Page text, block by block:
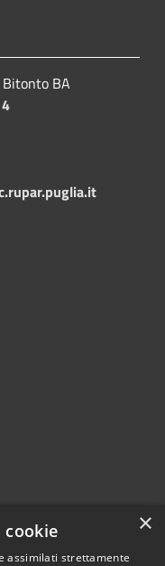
BA
di feedback ×
assimilati strettamente